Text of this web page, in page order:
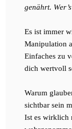
genährt.
Es ist immer
Manipulation
Einfaches zu
dich wertvoll
Warum
sichtbar sein
Ist es wirklich